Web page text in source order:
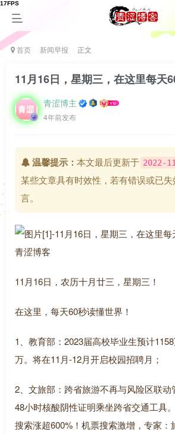
首页 新闻早报 正文
11月16日，星期三，在这里每天
青涩博主
4年前发布
温馨提示： 本文最后更新于 2022-
某些文章具有时效性，若有错误或已
言。
11月16日，农历十月廿三，星期三！
在这里，每天60秒读懂世界！
1、教育部：2023届高校毕业生预计
万。将在11月-12月开启校园招聘月；
2、文旅部：跨省旅游不再与风险区联
48小时核酸阴性证明乘坐跨省交通工具
搜索涨超600%！机票搜索激增，专家